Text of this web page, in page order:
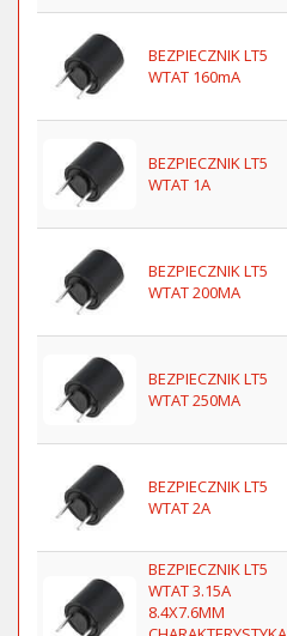
BEZPIECZNIK LT5
WTAT 160mA
BEZPIECZNIK LT5
WTAT 1A
BEZPIECZNIK LT5
WTAT 200MA
BEZPIECZNIK LT5
WTAT 250MA
BEZPIECZNIK LT5
WTAT 2A
BEZPIECZNIK LT5
WTAT 3.15A
8.4X7.6MM